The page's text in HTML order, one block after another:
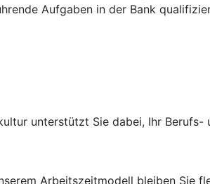
Aufgaben in der Bank
unterstützt Sie dabei, Ihr
Arbeitszeitmodell bleiben Sie